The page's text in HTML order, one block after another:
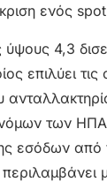
ενός
ύψους 4,3
επιλύει
των ΗΠΑ
εσόδων